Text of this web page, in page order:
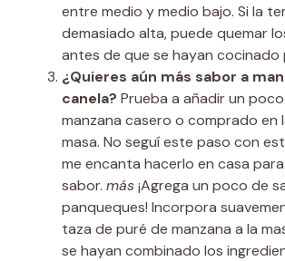
entre medio y medio bajo. Si la
demasiado alta, puede quemar
antes de que se hayan
¿Quieres aún más sabor a
canela? Prueba a añadir un
manzana casero o comprado en
masa. No seguí este paso con
me encanta hacerlo en casa
sabor. más¡Agrega un poco de
panqueques! Incorpora
taza de puré de manzana a la
se hayan combinado los